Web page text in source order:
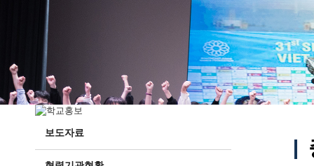
교직원현황
학생현황
위치/전화
전경사진
보도자료